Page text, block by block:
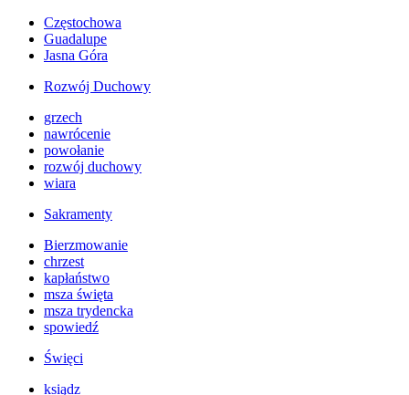
Częstochowa
Guadalupe
Jasna Góra
Rozwój Duchowy
grzech
nawrócenie
powołanie
rozwój duchowy
wiara
Sakramenty
Bierzmowanie
chrzest
kapłaństwo
msza święta
msza trydencka
spowiedź
Święci
ksiądz